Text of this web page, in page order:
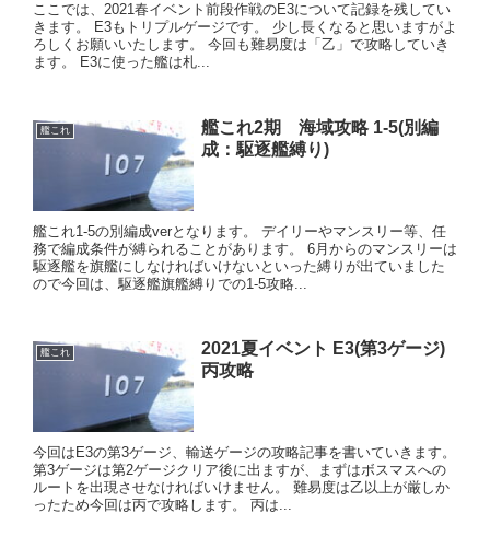
ここでは、2021春イベント前段作戦のE3について記録を残してい
きます。 E3もトリプルゲージです。 少し長くなると思いますがよ
ろしくお願いいたします。 今回も難易度は「乙」で攻略していき
ます。 E3に使った艦は札...
艦これ
艦これ2期 海域攻略 1-5(別編
成：駆逐艦縛り)
艦これ1-5の別編成verとなります。 デイリーやマンスリー等、任
務で編成条件が縛られることがあります。 6月からのマンスリーは
駆逐艦を旗艦にしなければいけないといった縛りが出ていました
ので今回は、駆逐艦旗艦縛りでの1-5攻略...
艦これ
2021夏イベント E3(第3ゲージ)
丙攻略
今回はE3の第3ゲージ、輸送ゲージの攻略記事を書いていきます。
第3ゲージは第2ゲージクリア後に出ますが、まずはボスマスへの
ルートを出現させなければいけません。 難易度は乙以上が厳しか
ったため今回は丙で攻略します。 丙は...